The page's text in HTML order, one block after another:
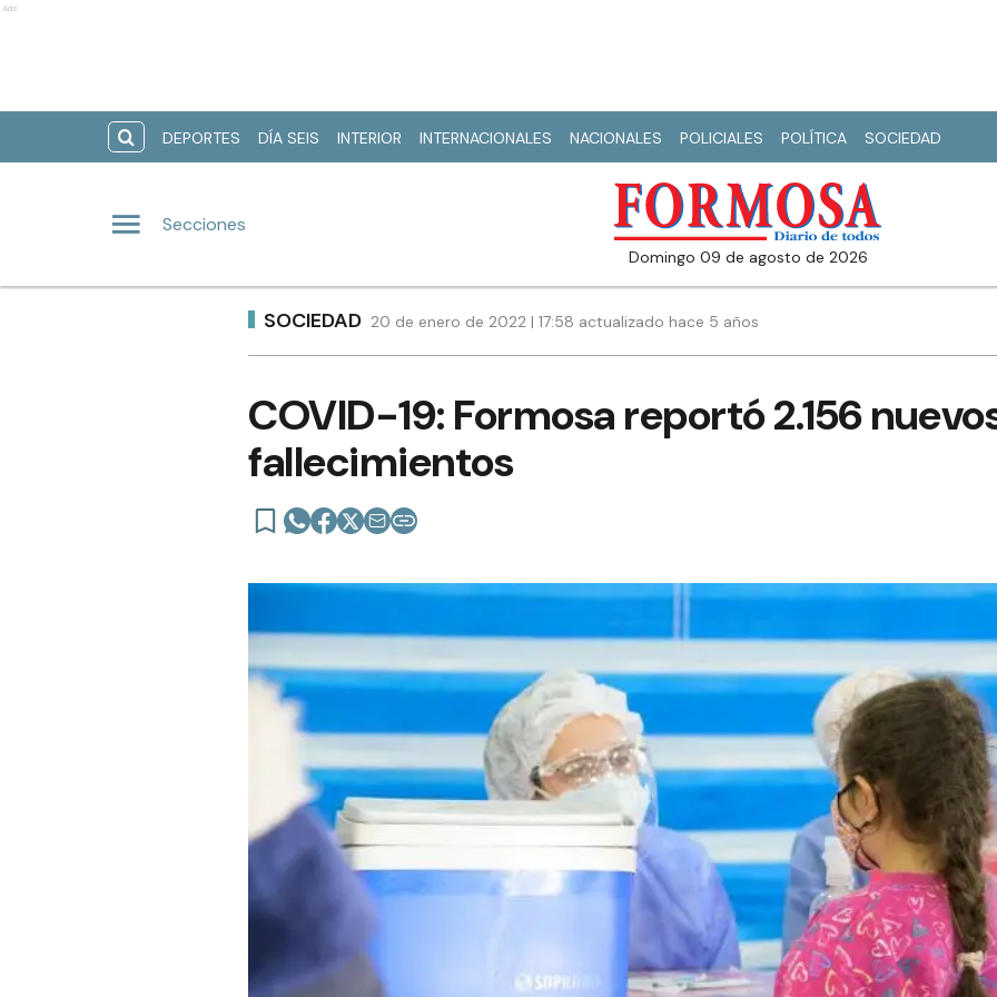
Ads
DEPORTES DÍA SEIS INTERIOR INTERNACIONALES NACIONALES POLICIALES POLÍTICA SOCIEDAD
Secciones
domingo 09 de agosto de 2026
SOCIEDAD 20 de enero de 2022 | 17:58 actualizado hace 5 años
COVID-19: Formosa reportó 2.156
fallecimientos